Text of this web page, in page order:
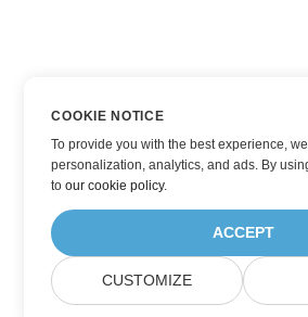
COOKIE NOTICE
To provide you with the best experience,
personalization, analytics, and ads. By
toour cookie policy.
ACCEPT
CUSTOMIZE